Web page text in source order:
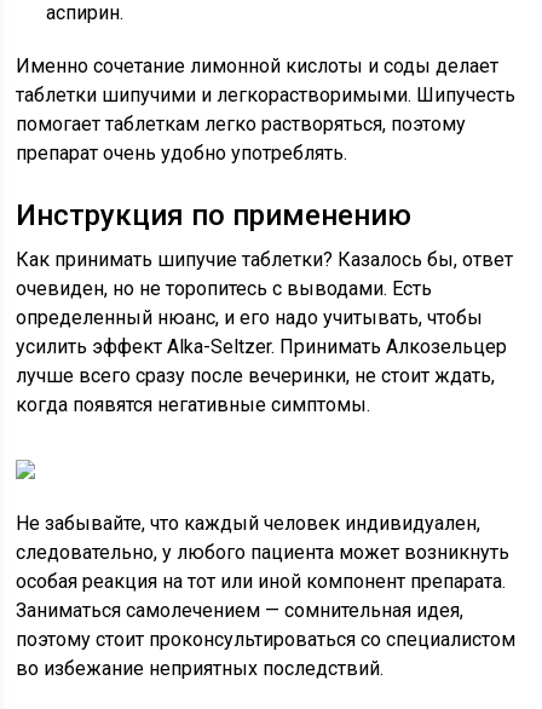
аспирин.
Именно сочетание лимонной кислоты и соды делает
таблетки шипучими и легкорастворимыми. Шипучесть
помогает таблеткам легко растворяться, поэтому
препарат очень удобно употреблять.
Инструкция по применению
Как принимать шипучие таблетки? Казалось бы, ответ
очевиден, но не торопитесь с выводами. Есть
определенный нюанс, и его надо учитывать, чтобы
усилить эффект Alka-Seltzer. Принимать Алкозельцер
лучше всего сразу после вечеринки, не стоит ждать,
когда появятся негативные симптомы.
Не забывайте, что каждый человек индивидуален,
следовательно, у любого пациента может возникнуть
особая реакция на тот или иной компонент препарата.
Заниматься самолечением — сомнительная идея,
поэтому стоит проконсультироваться со специалистом
во избежание неприятных последствий.